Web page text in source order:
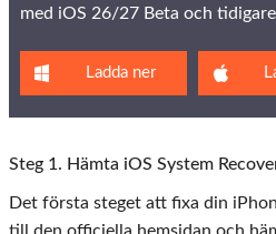
med iOS 26/27 Beta och
Ladda ner
Steg 1. Hämta iOS System
Det första steget att fixa din